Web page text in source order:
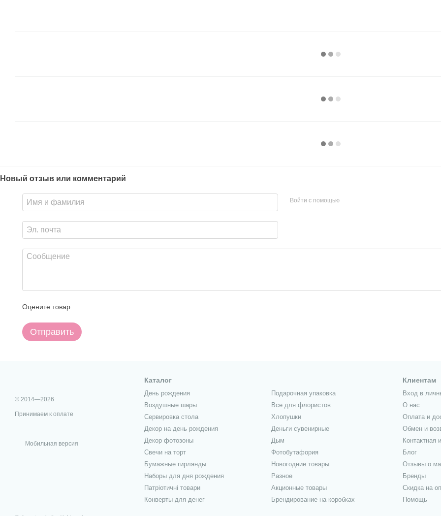
Новый отзыв или комментарий
Войти с помощью
Оцените товар
Отправить
© 2014—2026
Принимаем к оплате
Мобильная версия
Каталог
День рождения
Воздушные шары
Сервировка стола
Декор на день рождения
Декор фотозоны
Свечи на торт
Бумажные гирлянды
Наборы для дня рождения
Патріотичні товари
Конверты для денег
Подарочная упаковка
Все для флористов
Хлопушки
Деньги сувенирные
Дым
Фотобутафория
Новогодние товары
Разное
Акционные товары
Брендирование на коробках
Клиентам
Вход в
О нас
Оплата и
Обмен и
Контактная
Блог
Отзывы о
Бренды
Скидка на
Помощь